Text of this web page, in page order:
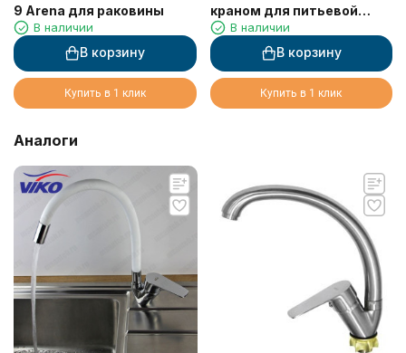
9 Arena для раковины
В наличии
В корзину
Купить в 1 клик
краном для питьевой
воды VIKO V-5154
В наличии
В корзину
Купить в 1 клик
Аналоги